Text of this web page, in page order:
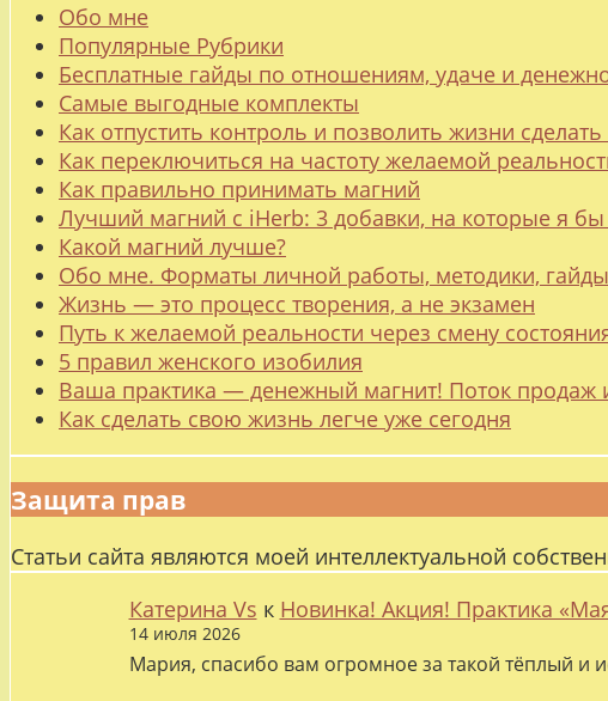
Обо мне
Популярные Рубрики
Бесплатные гайды по отношениям, удаче и
Самые выгодные комплекты
Как отпустить контроль и позволить жизни
Как переключиться на частоту желаемой
Как правильно принимать магний
Лучший магний с iHerb: 3 добавки, на которые я
Какой магний лучше?
Обо мне. Форматы личной работы, методики, гайды
Жизнь — это процесс творения, а не экзамен
Путь к желаемой реальности через смену
5 правил женского изобилия
Ваша практика — денежный магнит! Поток продаж
Как сделать свою жизнь легче уже сегодня
Защита прав
Статьи сайта являются моей интеллектуальной
Катерина Vs к Новинка! Акция! Практика
14 июля 2026
Мария, спасибо вам огромное за такой тёплый и